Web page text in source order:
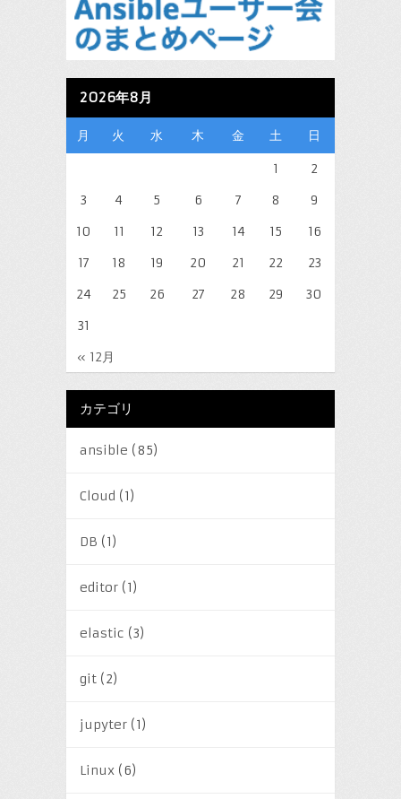
2026年8月
月 火 水 木 金 土 日
« 12月
1
2
3
4 5 6 7 8
9
10
11 12 13 14 15
16
17
18 19 20 21 22
23
24
25 26 27 28 29
30
31
カテゴリ
ansible (85)
Cloud (1)
DB (1)
editor(1)
elastic (3)
git(2)
jupyter(1)
Linux(6)